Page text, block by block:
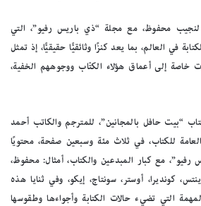
محفوظ، مع مجلة “ذي باريس رفيو”، التي
في العالم، بما يعد كنزًا وثائقيًّا حقيقيًّا، إذ تمثل
خاصة إلى أعماق هؤلاء الكتّاب ووجوههم الخفية،
“بيت حافل بالمجانين”، للمترجم والكاتب أحمد
للكتاب، في ثلاث مئة وسبعين صفحة، محتويًا
مع كبار المبدعين والكتاب، أمثال: محفوظ،
كونديرا، أوستر، سونتاج، إيكو، وفي ثنايا هذه
التي تضيء حالات الكتابة وأجواءها وطقوسها